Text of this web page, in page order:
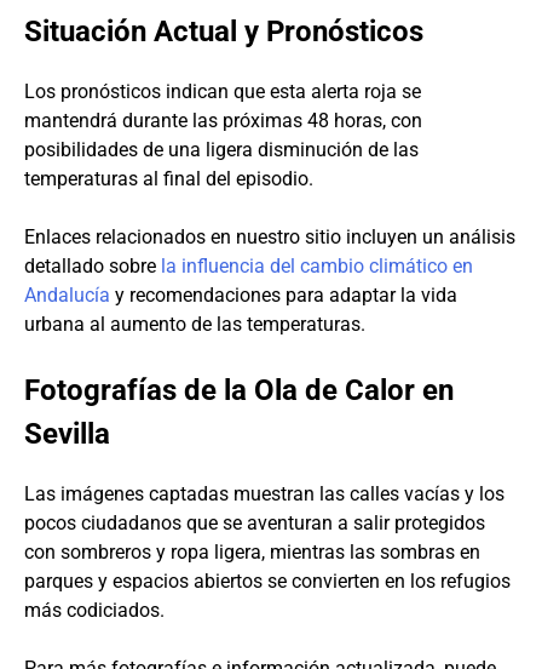
Situación Actual y Pronósticos
Los pronósticos indican que esta alerta roja se
mantendrá durante las próximas 48 horas, con
posibilidades de una ligera disminución de las
temperaturas al final del episodio.
Enlaces relacionados en nuestro sitio incluyen un análisis
detallado sobre la influencia del cambio climático en
Andalucía y recomendaciones para adaptar la vida
urbana al aumento de las temperaturas.
Fotografías de la Ola de Calor en
Sevilla
Las imágenes captadas muestran las calles vacías y los
pocos ciudadanos que se aventuran a salir protegidos
con sombreros y ropa ligera, mientras las sombras en
parques y espacios abiertos se convierten en los refugios
más codiciados.